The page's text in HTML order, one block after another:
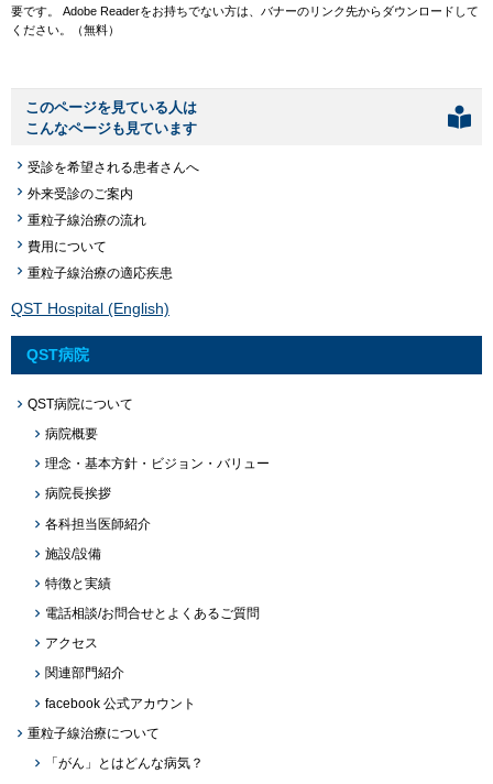
要です。
Adobe Readerをお持ちでない方は、バナーのリンク先からダウンロードして
ください。（無料）
このページを見ている人は
こんなページも見ています
受診を希望される患者さんへ
外来受診のご案内
重粒子線治療の流れ
費用について
重粒子線治療の適応疾患
QST Hospital (English)
QST病院
QST病院について
病院概要
理念・基本方針・ビジョン・バリュー
病院長挨拶
各科担当医師紹介
施設/設備
特徴と実績
電話相談/お問合せとよくあるご質問
アクセス
関連部門紹介
facebook 公式アカウント
重粒子線治療について
「がん」とはどんな病気？